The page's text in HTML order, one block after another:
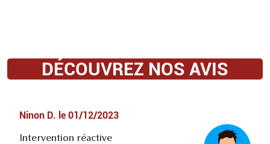
DÉCOUVREZ NOS AVIS
Ninon D. le 01/12/2023
Intervention réactive